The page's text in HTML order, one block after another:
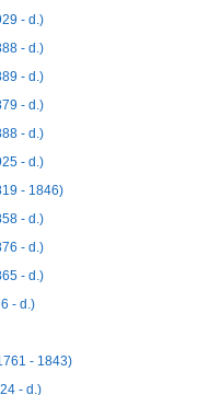
- d.)
- d.)
- d.)
- d.)
- d.)
- d.)
- 1846)
- d.)
- d.)
- d.)
- d.)
- 1843)
- d.)